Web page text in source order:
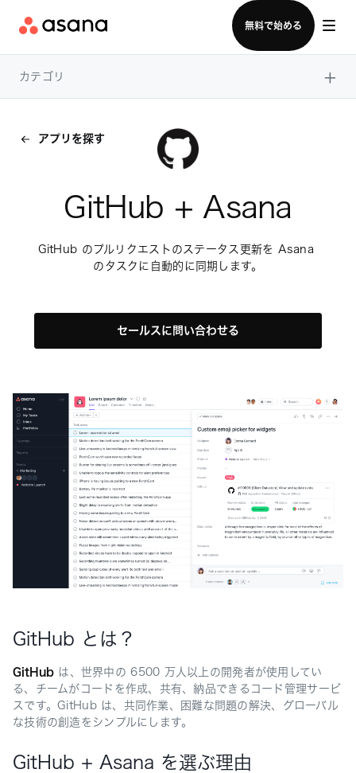
無料で始める
セールスチームに問い合わせる
カテゴリ ×
アプリを探す
GitHub + Asana
GitHub のプルリクエストのステータス更新を Asana
のタスクに自動的に同期します。
セールスに問い合わせる
GitHub とは？
GitHub は、世界中の 6500 万人以上の開発者が使用してい
る、チームがコードを作成、共有、納品できるコード管理サービ
スです。GitHub は、共同作業、困難な問題の解決、グローバル
な技術の創造をシンプルにします。
GitHub + Asana を選ぶ理由